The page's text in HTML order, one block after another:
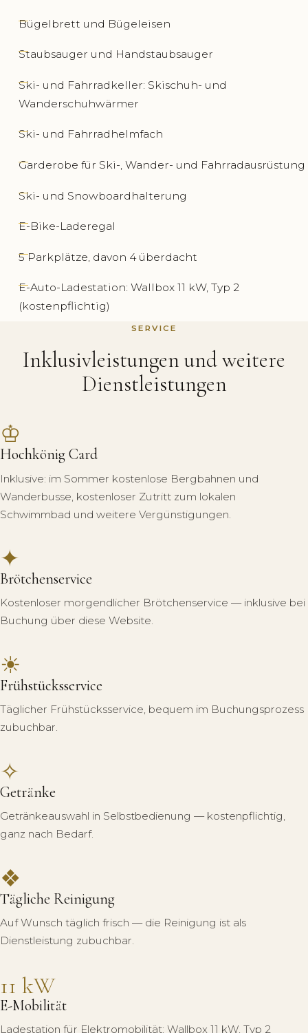
Bügelbrett und Bügeleisen
Staubsauger und Handstaubsauger
Ski- und Fahrradkeller: Skischuh- und
Wanderschuhwärmer
Ski- und Fahrradhelmfach
Garderobe für Ski-, Wander- und Fahrradausrüstung
Ski- und Snowboardhalterung
E-Bike-Laderegal
5 Parkplätze, davon 4 überdacht
E-Auto-Ladestation: Wallbox 11 kW, Typ 2
(kostenpflichtig)
SERVICE
Inklusivleistungen und weitere
Dienstleistungen
♔
Hochkönig Card
Inklusive: im Sommer kostenlose Bergbahnen und
Wanderbusse, kostenloser Zutritt zum lokalen
Schwimmbad und weitere Vergünstigungen.
✦
Brötchenservice
Kostenloser morgendlicher Brötchenservice — inklusive bei
Buchung über diese Website.
☀
Frühstücksservice
Täglicher Frühstücksservice, bequem im Buchungsprozess
zubuchbar.
✧
Getränke
Getränkeauswahl in Selbstbedienung — kostenpflichtig,
ganz nach Bedarf.
❖
Tägliche Reinigung
Auf Wunsch täglich frisch — die Reinigung ist als
Dienstleistung zubuchbar.
11 kW
E-Mobilität
Ladestation für Elektromobilität: Wallbox 11 kW, Typ 2